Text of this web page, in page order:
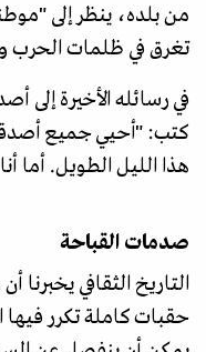
من بلده، ينظر إلى
تغرق في ظلمات الحرب
في رسائله الأخيرة إلى
كتب: "أحيي جميع
هذا الليل الطويل. أما
صدمات القباحة
التاريخ الثقافي
حقبات كاملة تكرر فيها